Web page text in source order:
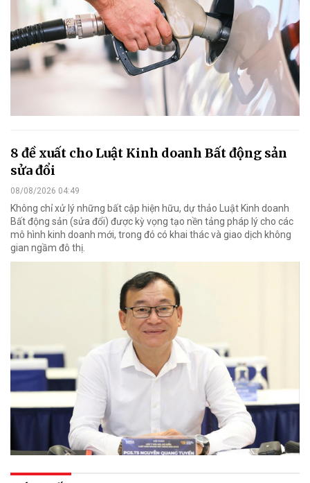
8 đề xuất cho Luật Kinh doanh Bất động sản
sửa đổi
08/08/2026 04:49
Không chỉ xử lý những bất cập hiện hữu, dự thảo Luật Kinh doanh
Bất động sản (sửa đổi) được kỳ vọng tạo nền tảng pháp lý cho các
mô hình kinh doanh mới, trong đó có khai thác và giao dịch không
gian ngầm đô thị.